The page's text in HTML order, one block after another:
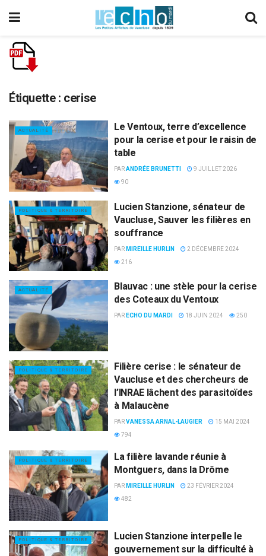
Étiquette : cerise
ACTUALITÉ
Le Ventoux, terre d’excellence
pour la cerise et pour le raisin de
table
PARANDRÉE BRUNETTI
9 JUILLET 2026
90
POLITIQUE & TERRITOIRE
Lucien Stanzione, sénateur de
Vaucluse, Sauver les filières en
souffrance
PAR MIREILLE HURLIN
2 DÉCEMBRE 2024
216
ACTUALITÉ
Blauvac : une stèle pour la cerise
des Coteaux du Ventoux
PAR ECHO DU MARDI 18 JUIN 2024 250
POLITIQUE & TERRITOIRE
Filière cerise : le sénateur de
Vaucluse et des chercheurs de
l’INRAE lâchent des parasitoïdes
à Malaucène
PARVANESSA ARNAL-LAUGIER
15 MAI 2024
794
POLITIQUE & TERRITOIRE
La filière lavande réunie à
Montguers, dans la Drôme
PAR MIREILLE HURLIN
23 FÉVRIER 2024
482
POLITIQUE & TERRITOIRE
Lucien Stanzione interpelle le
gouvernement sur la difficulté à